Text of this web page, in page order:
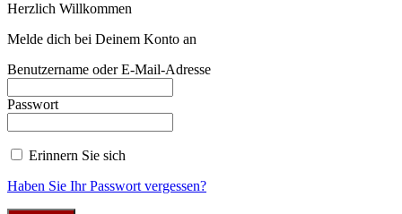
Herzlich Willkommen
Melde dich bei Deinem Konto an
Benutzername oder E-Mail-Adresse
Passwort
Erinnern Sie sich
Haben Sie Ihr Passwort vergessen?